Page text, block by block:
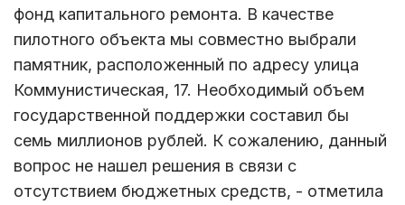
фонд капитального ремонта. В качестве
пилотного объекта мы совместно выбрали
памятник, расположенный по адресу улица
Коммунистическая, 17. Необходимый объем
государственной поддержки составил бы
семь миллионов рублей. К сожалению, данный
вопрос не нашел решения в связи с
отсутствием бюджетных средств, - отметила